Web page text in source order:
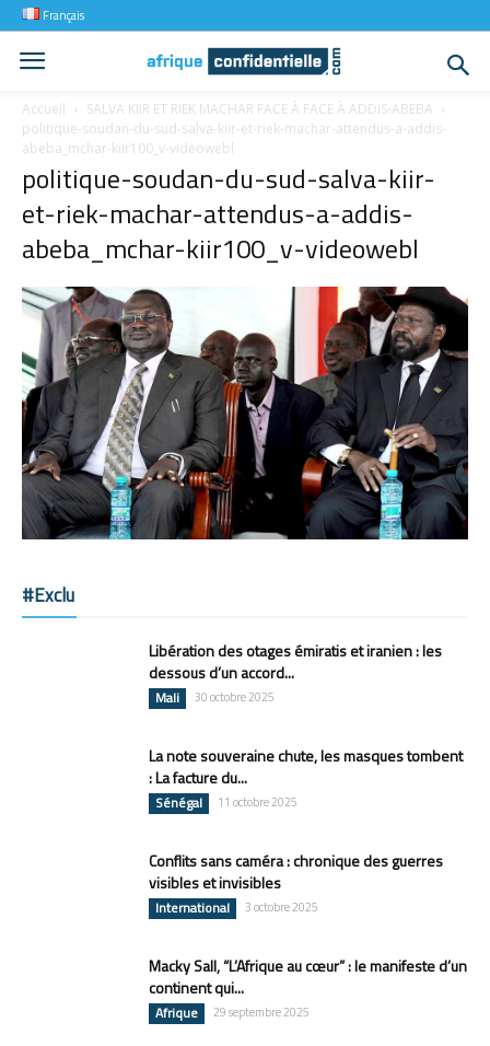
Français
Accueil
SALVA KIIR ET RIEK MACHAR FACE À FACE À ADDIS-ABEBA
politique-soudan-du-sud-salva-kiir-et-riek-machar-attendus-a-addis-
abeba_mchar-kiir100_v-videowebl
politique-soudan-du-sud-salva-kiir-
et-riek-machar-attendus-a-addis-
abeba_mchar-kiir100_v-videowebl
#Exclu
Libération des otages émiratis et iranien : les
dessous d’un accord...
Mali 30 octobre 2025
La note souveraine chute, les masques tombent
: La facture du...
Sénégal 11 octobre 2025
Conflits sans caméra : chronique des guerres
visibles et invisibles
International 3 octobre 2025
Macky Sall, “L’Afrique au cœur” : le manifeste d’un
continent qui...
Afrique 29 septembre 2025